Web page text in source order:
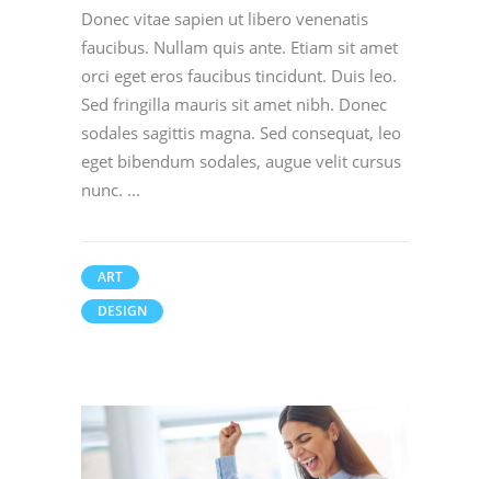
Donec vitae sapien ut libero venenatis
faucibus. Nullam quis ante. Etiam sit amet
orci eget eros faucibus tincidunt. Duis leo.
Sed fringilla mauris sit amet nibh. Donec
sodales sagittis magna. Sed consequat, leo
eget bibendum sodales, augue velit cursus
nunc.
ART
DESIGN